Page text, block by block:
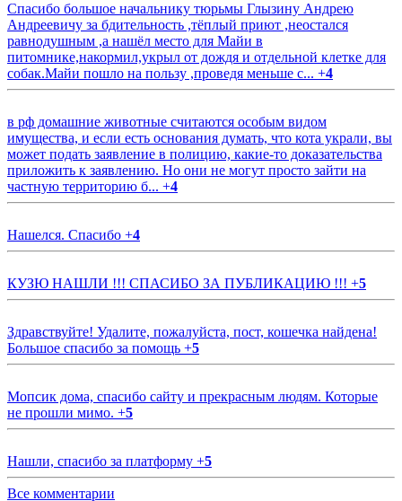
Спасибо большое начальнику тюрьмы Глызину Андрею
Андреевичу за бдительность ,тёплый приют ,неостался
равнодушным ,а нашёл место для Майи в
питомнике,накормил,укрыл от дождя и отдельной клетке для
собак.Майи пошло на пользу ,проведя меньше с... +4
в рф домашние животные считаются особым видом
имущества, и если есть основания думать, что кота украли, вы
может подать заявление в полицию, какие-то доказательства
приложить к заявлению. Но они не могут просто зайти на
частную территорию б... +4
Нашелся. Спасибо +4
КУЗЮ НАШЛИ !!! СПАСИБО ЗА ПУБЛИКАЦИЮ !!! +5
Здравствуйте! Удалите, пожалуйста, пост, кошечка найдена!
Большое спасибо за помощь +5
Мопсик дома, спасибо сайту и прекрасным людям. Которые
не прошли мимо. +5
Нашли, спасибо за платформу +5
Все комментарии